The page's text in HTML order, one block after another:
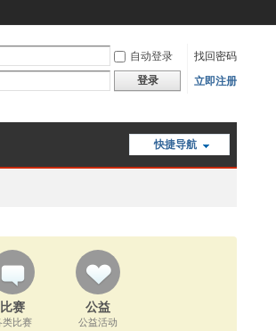
自动登录
找回密码
登录 立即注册
快捷导航
比赛
类比赛
公益
公益活动